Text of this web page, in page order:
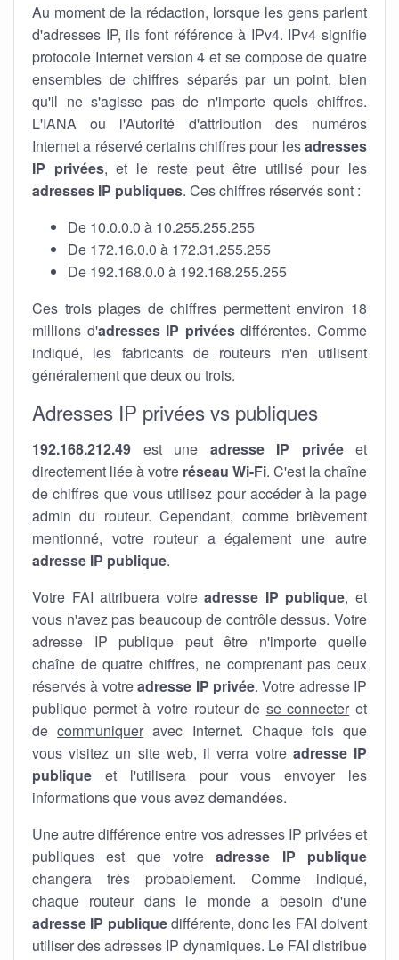
Au moment de la rédaction, lorsque les gens parlent
d'adresses IP, ils font référence à IPv4. IPv4 signifie
protocole Internet version 4 et se compose de quatre
ensembles de chiffres séparés par un point, bien
qu'il ne s'agisse pas de n'importe quels chiffres.
L'IANA ou l'Autorité d'attribution des numéros
Internet a réservé certains chiffres pour lesadresses
IP privées, et le reste peut être utilisé pour les
adresses IP publiques. Ces chiffres réservés sont :
De 10.0.0.0 à 10.255.255.255
De 172.16.0.0 à 172.31.255.255
De 192.168.0.0 à 192.168.255.255
Ces trois plages de chiffres permettent environ 18
millions d'adresses IP privéesdifférentes. Comme
indiqué, les fabricants de routeurs n'en utilisent
généralement que deux ou trois.
Adresses IP privées vs publiques
192.168.212.49 est une adresse IP privéeet
directement liée à votre réseau Wi-Fi. C'est la chaîne
de chiffres que vous utilisez pour accéder à la page
admin du routeur. Cependant, comme brièvement
mentionné, votre routeur a également une autre
adresse IP publique.
Votre FAI attribuera votreadresse IP publique, et
vous n'avez pas beaucoup de contrôle dessus. Votre
adresse IP publique peut être n'importe quelle
chaîne de quatre chiffres, ne comprenant pas ceux
réservés à votreadresse IP privée. Votre adresse IP
publique permet à votre routeur de se connecter et
decommuniquer avec Internet. Chaque fois que
vous visitez un site web, il verra votre adresse IP
publique et l'utilisera pour vous envoyer les
informations que vous avez demandées.
Une autre différence entre vos adresses IP privées et
publiques est que votreadresse IP publique
changera très probablement. Comme indiqué,
chaque routeur dans le monde a besoin d'une
adresse IP publiquedifférente, donc les FAI doivent
utiliser des adresses IP dynamiques. Le FAI distribue